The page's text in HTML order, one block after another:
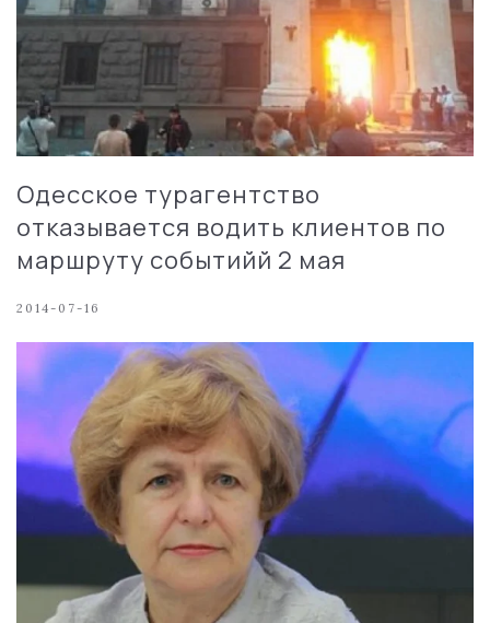
Одесское турагентство
отказывается водить клиентов по
маршруту событийй 2 мая
2014-07-16